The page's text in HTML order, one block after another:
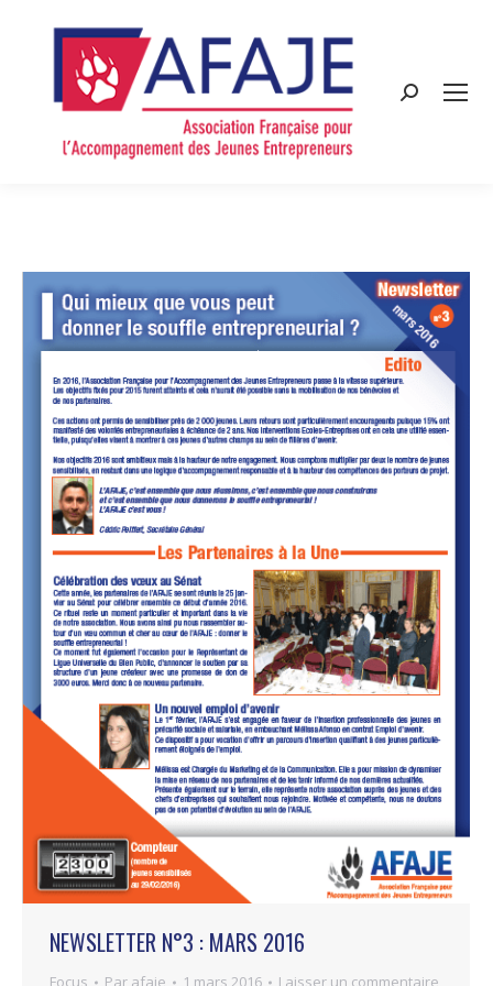
Search:
NEWSLETTER N°3 : MARS 2016
Focus Par afaje 1 mars 2016 Laisser un commentaire